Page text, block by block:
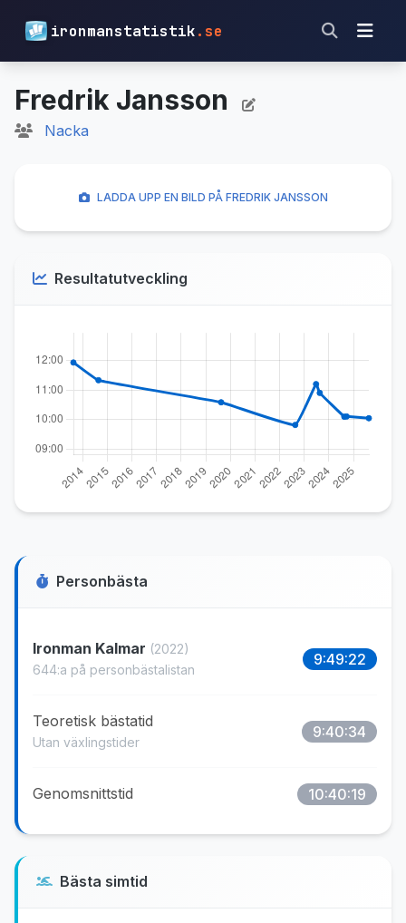
ironmanstatistik.se
Fredrik Jansson
Nacka
Personbästa
Ironman Kalmar (2022)
644:a på personbästalistan
9:49:22
Teoretisk bästatid
Utan växlingstider
9:40:34
Genomsnittstid 10:40:19
Bästa simtid
LADDA UPP EN BILD PÅ FREDRIK JANSSON
Resultatutveckling